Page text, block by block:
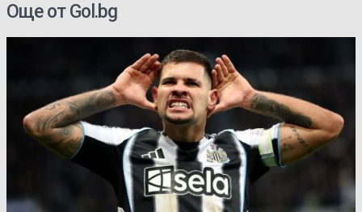
Още от Gol.bg